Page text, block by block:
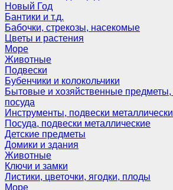
Новый Год
Бантики и т.д.
Бабочки, стрекозы, насекомые
Цветы и растения
Море
Животные
Подвески
Бубенчики и колокольчики
Бытовые и хозяйственные предметы,
посуда
Инструменты, подвески
Посуда, подвески металлические
Детские предметы
Домики и здания
Животные
Ключи и замки
Листики, цветочки, ягодки, плоды
Море